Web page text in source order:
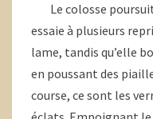
Le colosse
essaie à plusieurs
lame, tandis qu’elle
en poussant des
course, ce sont les